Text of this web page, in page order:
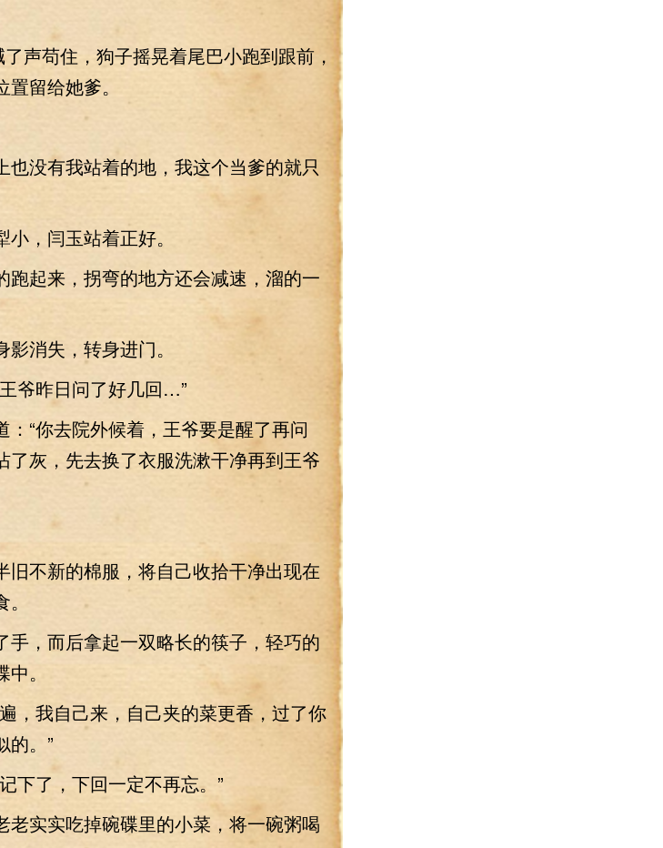
声苟住，狗子摇晃着尾巴小跑到跟前，
留给她爹。
有我站着的地，我这个当爹的就只
闫玉站着正好。
来，拐弯的地方还会减速，溜的一
失，转身进门。
昨日问了好几回…”
“你去院外候着，王爷要是醒了再问
了灰，先去换了衣服洗漱干净再到王爷
不新的棉服，将自己收拾干净出现在
而后拿起一双略长的筷子，轻巧的
。
我自己来，自己夹的菜更香，过了你
的。”
了，下回一定不再忘。”
实实吃掉碗碟里的小菜，将一碗粥喝